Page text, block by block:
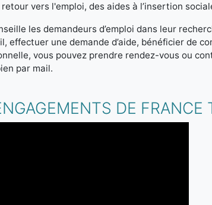
vers l'emploi, des aides à l’insertion
les demandeurs d’emploi dans leur
effectuer une demande d’aide, bénéficier de
vous pouvez prendre rendez-vous ou
par mail.
DE FRANCE